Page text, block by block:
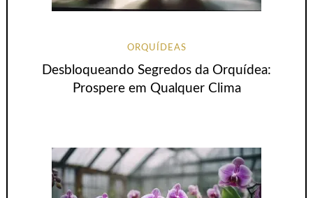
ORQUÍDEAS
Desbloqueando Segredos da Orquídea:
Prospere em Qualquer Clima